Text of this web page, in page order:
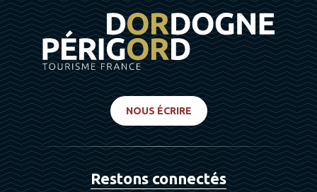
NOUS ÉCRIRE
Restons connectés